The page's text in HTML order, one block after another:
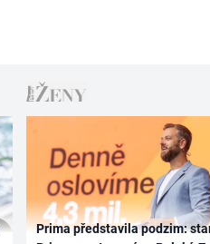
Prima představila podzim: